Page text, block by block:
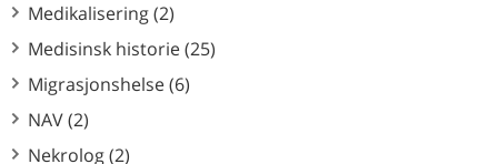
Medikalisering (2)
Medisinsk historie (25)
Migrasjonshelse (6)
NAV (2)
Nekrolog (2)